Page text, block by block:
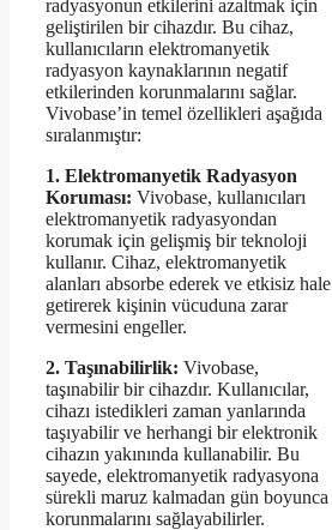
radyasyonun etkilerini azaltmak için
geliştirilen bir cihazdır. Bu cihaz,
kullanıcıların elektromanyetik
radyasyon kaynaklarının negatif
etkilerinden korunmalarını sağlar.
Vivobase’in temel özellikleri aşağıda
sıralanmıştır:
1. Elektromanyetik Radyasyon
Koruması: Vivobase, kullanıcıları
elektromanyetik radyasyondan
korumak için gelişmiş bir teknoloji
kullanır. Cihaz, elektromanyetik
alanları absorbe ederek ve etkisiz hale
getirerek kişinin vücuduna zarar
vermesini engeller.
2. Taşınabilirlik: Vivobase,
taşınabilir bir cihazdır. Kullanıcılar,
cihazı istedikleri zaman yanlarında
taşıyabilir ve herhangi bir elektronik
cihazın yakınında kullanabilir. Bu
sayede, elektromanyetik radyasyona
sürekli maruz kalmadan gün boyunca
korunmalarını sağlayabilirler.